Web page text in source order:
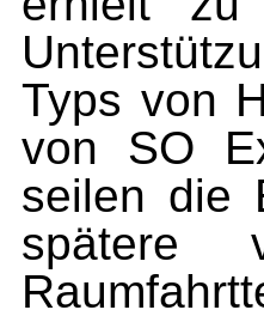
Typs von
von SO
seilen die
spätere